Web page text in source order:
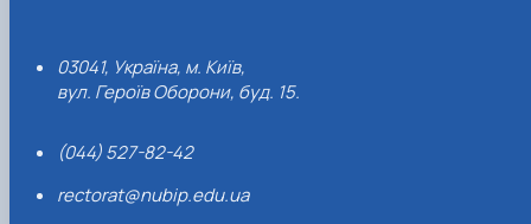
03041, Україна, м. Київ,
вул. Героїв Оборони, буд. 15.
(044) 527-82-42
rectorat@nubip.edu.ua